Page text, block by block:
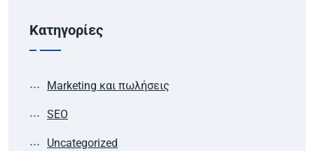
Kατηγορίες
Marketing και πωλήσεις
SEO
Uncategorized